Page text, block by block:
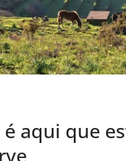
aqui que